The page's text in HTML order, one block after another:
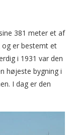
381 meter et af
og er bestemt et
i 1931 var den
højeste bygning i
I dag er den